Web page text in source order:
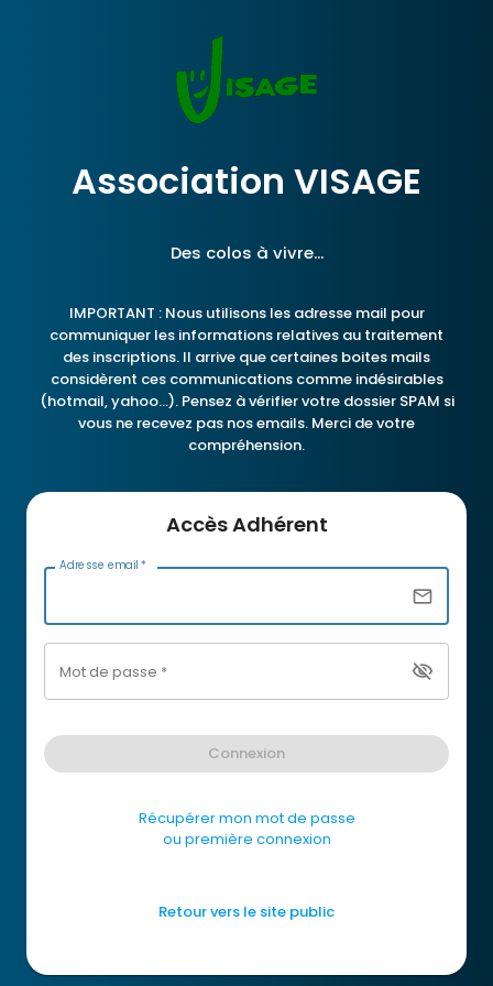
Association VISAGE
Des colos à vivre...
IMPORTANT : Nous utilisons les adresse mail pour
communiquer les informations relatives au traitement
des inscriptions. Il arrive que certaines boites mails
considèrent ces communications comme indésirables
(hotmail, yahoo...). Pensez à vérifier votre dossier SPAM si
vous ne recevez pas nos emails. Merci de votre
compréhension.
Accès Adhérent
Adresse email *
email
Mot de passe * visibility_off
Connexion
Récupérer mon mot de passe
ou première connexion
Retour vers le site public